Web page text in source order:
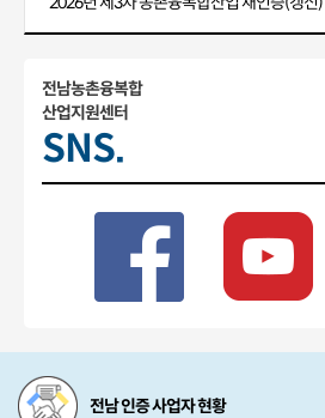
전남농촌융복합
산업지원센터
SNS.
전남 인증 사업자 현황